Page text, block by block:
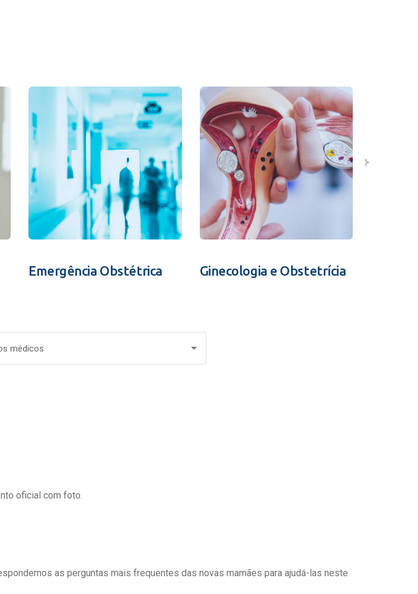
Emergência Obstétrica Ginecologia e Obstetrícia
médicos
oficial com foto.
as perguntas mais frequentes das novas mamães para ajudá-las neste